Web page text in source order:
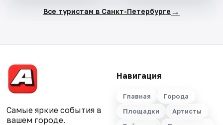
Все туристам в Санкт-Петербурге →
Самые яркие события в
вашем городе.
Навигация
Главная
Города
Площадки
Артисты